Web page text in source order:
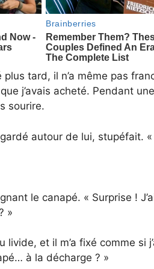
tard, il n’a même pas
j’avais acheté. Pendant
sourire.
autour de lui, stupéfait.
le canapé. « Surprise !
»
livide, et il m’a fixé comme si
à la décharge ? »